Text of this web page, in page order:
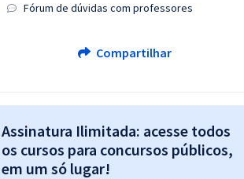
Fórum de dúvidas com professores
Compartilhar
Assinatura Ilimitada: acesse todos
os cursos para concursos públicos,
em um só lugar!